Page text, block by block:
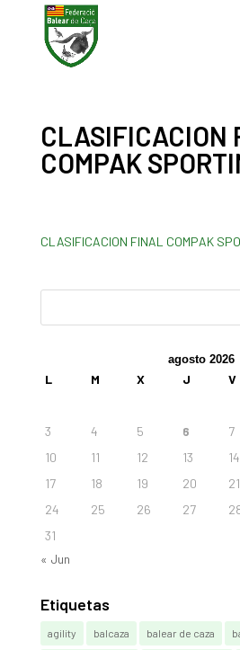
CLASIFICACION
COMPAK
CLASIFICACION FINAL COMPAK
agosto 2026
L M X J V
3
4 5 6 7
10
11 12 13 14
17
18 19 20 21
24
25 26 27
31
« Jun
Etiquetas
agility balcaza balear de caza